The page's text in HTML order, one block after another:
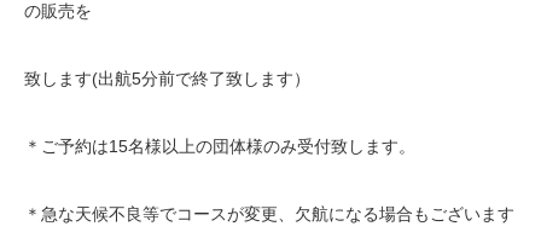
の販売を
致します(出航5分前で終了致します）
＊ご予約は15名様以上の団体様のみ受付致します。
＊急な天候不良等でコースが変更、欠航になる場合もございます